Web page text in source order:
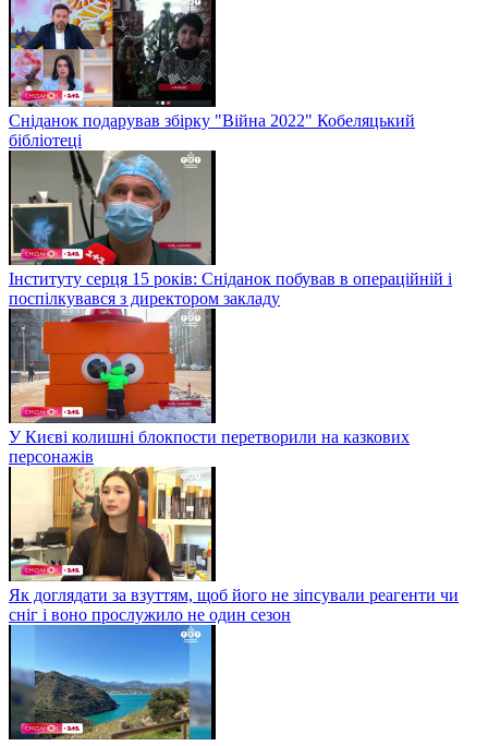
Сніданок подарував збірку "Війна 2022" Кобеляцький
бібліотеці
Інституту серця 15 років: Сніданок побував в операційній і
поспілкувався з директором закладу
У Києві колишні блокпости перетворили на казкових
персонажів
Як доглядати за взуттям, щоб його не зіпсували реагенти чи
сніг і воно прослужило не один сезон